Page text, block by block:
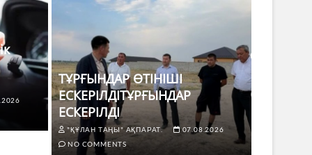
жүргізушілері үшін не
ТҰРҒЫНДАР ӨТІНІШІ
ЕСКЕРІЛДІТҰРҒЫНДАР
ЕСКЕРІЛДІ
"ҚҰЛАН ТАҢЫ" АҚПАРАТ.
07.08.2026
NO COMMENTS